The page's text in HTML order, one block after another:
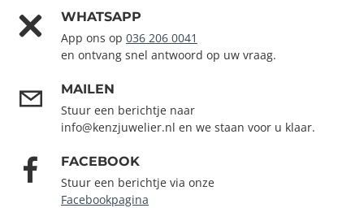
WHATSAPP
App ons op 036 206 0041
en ontvang snel antwoord op uw vraag.
MAILEN
Stuur een berichtje naar
info@kenzjuwelier.nl en we staan voor u klaar.
FACEBOOK
Stuur een berichtje via onze
Facebookpagina